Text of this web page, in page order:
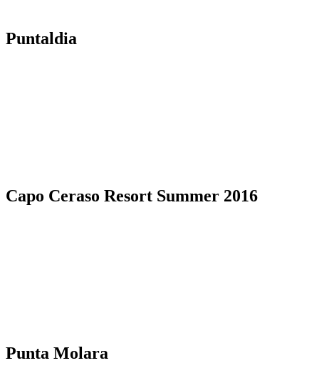
Puntaldia
Capo Ceraso Resort Summer 2016
Punta Molara